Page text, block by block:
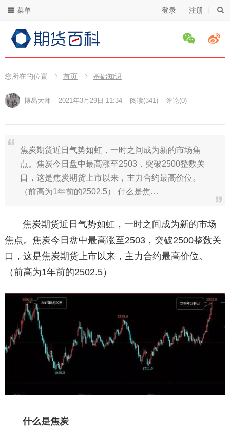
登录 注册
菜单
您所在的位置 首页 基础知识
博易大师 2021年3月29日 11:34 阅读(341) 评论(0)
焦炭期货近日气势如虹，一时之间成为新的市场焦
点。焦炭今日盘中最高涨至2503，突破2500整数关
口，这是焦炭期货上市以来，主力合约最高价位。
（前高为1年前的2502.5） 什么是焦…
焦炭期货近日气势如虹，一时之间成为新的市场
焦点。焦炭今日盘中最高涨至2503，突破2500整数关
口，这是焦炭期货上市以来，主力合约最高价位。
（前高为1年前的2502.5）
什么是焦炭